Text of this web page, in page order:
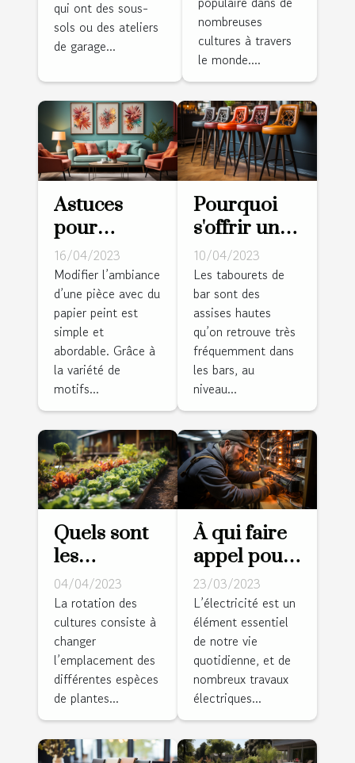
vrais et
dignes de
qui ont des sous-
sols ou des ateliers
de garage...
nombreuses
cultures à travers
le monde....
Astuces
pour
modifier
l’ambiance
d’un cadre
avec du
papier
peint
16/04/2023
Modifier l’ambiance
d’une pièce avec du
papier peint est
simple et
abordable. Grâce à
la variété de
motifs...
Pourquoi
s'offrir un
tabouret de
bar ?
10/04/2023
Les tabourets de
bar sont des
assises hautes
qu’on retrouve très
fréquemment dans
les bars, au
niveau...
Quels sont
les
avantages
de la
rotation des
cultures
pour un
jardin sain
et productif
?
04/04/2023
La rotation des
cultures consiste à
changer
l’emplacement des
différentes espèces
de plantes...
À qui faire
appel pour
vos travaux
d’électricité
?
23/03/2023
L’électricité est un
élément essentiel
de notre vie
quotidienne, et de
nombreux travaux
électriques...